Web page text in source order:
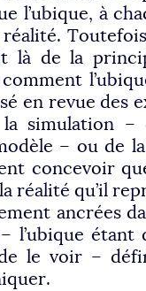
l’ubique, à
là de la
en revue des
simulation –
– ou de
concevoir
réalité qu’il
ancrées
l’ubique étant
de le voir –